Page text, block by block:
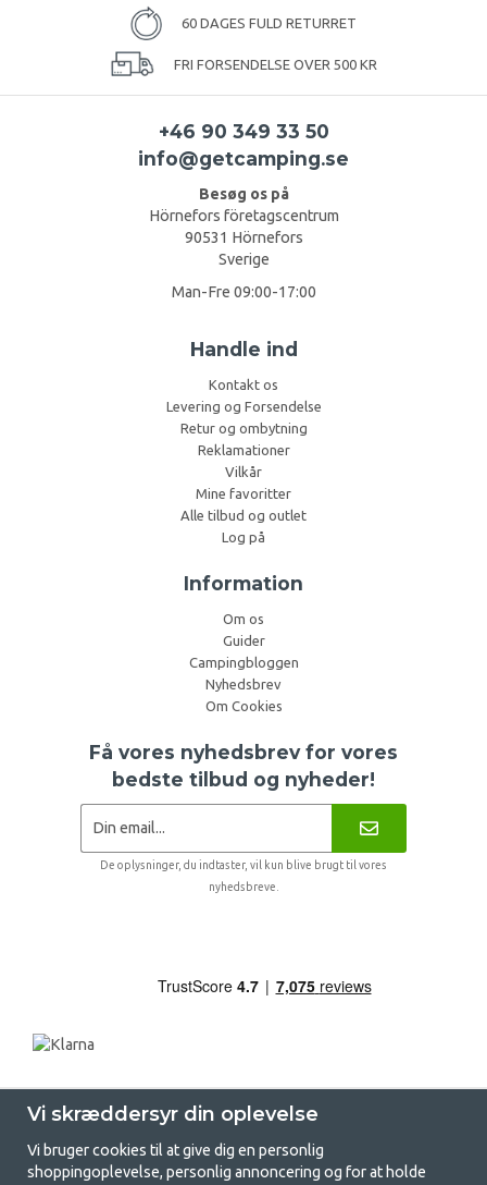
60 DAGES FULD RETURRET
FRI FORSENDELSE OVER 500 KR
+46 90 349 33 50
info@getcamping.se
Besøg os på
Hörnefors företagscentrum
90531 Hörnefors
Sverige
Man-Fre 09:00-17:00
Handle ind
Kontakt os
Levering og Forsendelse
Retur og ombytning
Reklamationer
Vilkår
Mine favoritter
Alle tilbud og outlet
Log på
Information
Om os
Guider
Campingbloggen
Nyhedsbrev
Om Cookies
Få vores nyhedsbrev for vores
bedste tilbud og nyheder!
De oplysninger, du indtaster, vil kun blive brugt til vores
nyhedsbreve.
Vi skræddersyr din oplevelse
Vi bruger cookies til at give dig en personlig
shoppingoplevelse, personlig annoncering og for at holde